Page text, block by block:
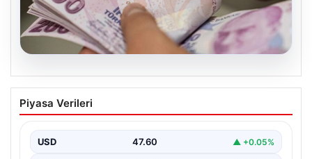
05.08.2026
Bayram ikramiyeleri ne zaman yatacak?
2026 Kurban Bayramı emekli ikramiye
Piyasa Verileri
USD 47.60 ▲ +0.05%